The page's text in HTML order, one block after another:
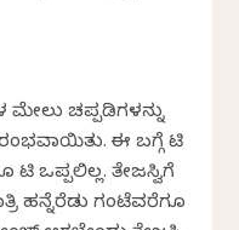
ಮೇಲು ಚಪ್ಪಡಿಗಳನ್ನು
ಈ ಬಗ್ಗೆ ಕೆಟಿ
ಒಪ್ಪಲಿಲ್ಲ. ತೇಜಸ್ವಿಗೆ
ಹನ್ನೆರೆಡು ಗಂಟೆವರೆಗೂ